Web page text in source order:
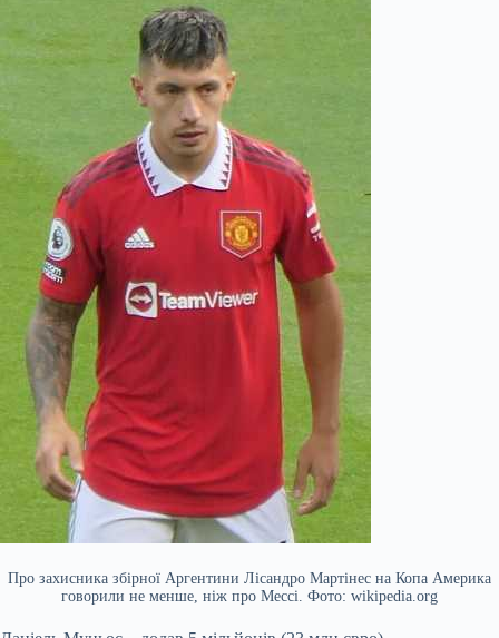
Про захисника збірної Аргентини Лісандро Мартінес на Копа Америка
говорили не менше, ніж про Мессі. Фото: wikipedia.org